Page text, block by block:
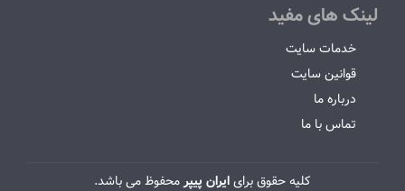
لینک های مفید
خدمات سایت
قوانین سایت
درباره ما
تماس با ما
کلیه حقوق برایایران پیپرمحفوظ می باشد.